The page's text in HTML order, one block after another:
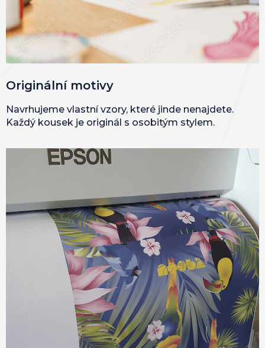
Originální motivy
Navrhujeme vlastní vzory, které jinde nenajdete.
Každý kousek je originál s osobitým stylem.